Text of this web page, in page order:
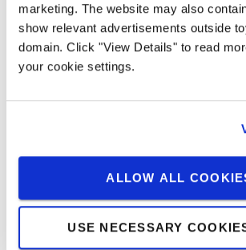
marketing. The website may also
show relevant advertisements outside
domain. Click "View Details" to read
your cookie settings.
ALLOW ALL
USE NECESSARY
İkinci seviye için asansörlü